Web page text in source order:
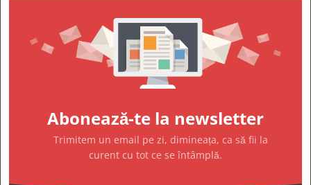
Abonează-te la newsletter
Trimitem un email pe zi, dimineața, ca să fii la
curent cu tot ce se întâmplă.